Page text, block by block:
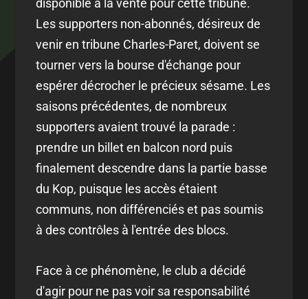
disponible à la vente pour cette tribune.
Les supporters non-abonnés, désireux de
venir en tribune Charles-Paret, doivent se
tourner vers la bourse d'échange pour
espérer décrocher le précieux sésame. Les
saisons précédentes, de nombreux
supporters avaient trouvé la parade :
prendre un billet en balcon nord puis
finalement descendre dans la partie basse
du Kop, puisque les accès étaient
communs, non différenciés et pas soumis
à des contrôles à l'entrée des blocs.
Face à ce phénomène, le club a décidé
d'agir pour ne pas voir sa responsabilité